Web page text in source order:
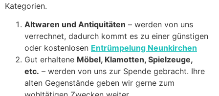
Kategorien.
Altwaren und Antiquitäten – werden von uns
verrechnet, dadurch kommt es zu einer günstigen
oder kostenlosen Entrümpelung Neunkirchen
Gut erhaltene Möbel, Klamotten, Spielzeuge,
etc. – werden von uns zur Spende gebracht. Ihre
alten Gegenstände geben wir gerne zum